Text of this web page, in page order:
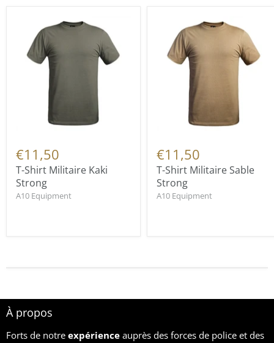
€11,50
T-Shirt Militaire Kaki
Strong
A10 Equipment
€11,50
T-Shirt Militaire Sable
Strong
A10 Equipment
À propos
Forts de notre expérience auprès des forces de police et des